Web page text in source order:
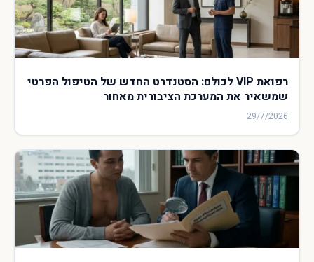
רפואת VIP לכולם: הסטנדרט החדש של הטיפול הפרטי
שמשאיר את המערכת הציבורית מאחור
29/7/2026